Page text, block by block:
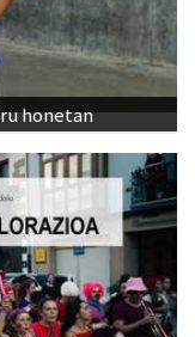
honetan